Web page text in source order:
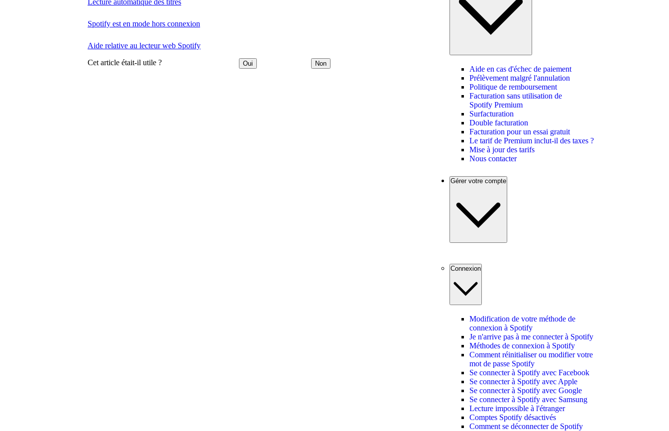
Spotify est en mode hors connexion
Aide relative au lecteur web Spotify
Cet article était-il utile ? Oui Non
Aide en cas d'échec de paiement
Prélèvement malgré l'annulation
Politique de remboursement
Facturation sans utilisation de
Spotify Premium
Surfacturation
Double facturation
Facturation pour un essai gratuit
Le tarif de Premium inclut-il des taxes ?
Mise à jour des tarifs
Nous contacter
Gérer votre compte
Connexion
Modification de votre méthode de
connexion à Spotify
Je n'arrive pas à me connecter à Spotify
Méthodes de connexion à Spotify
Comment réinitialiser ou modifier votre
mot de passe Spotify
Se connecter à Spotify avec Facebook
Se connecter à Spotify avec Apple
Se connecter à Spotify avec Google
Se connecter à Spotify avec Samsung
Lecture impossible à l'étranger
Comptes Spotify désactivés
Comment se déconnecter de Spotify